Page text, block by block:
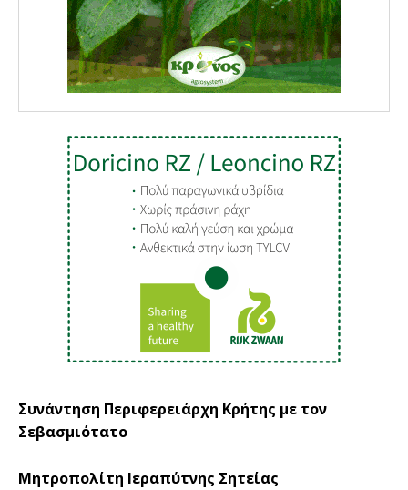
Συνάντηση Περιφερειάρχη Κρήτης με τον
Σεβασμιότατο
Μητροπολίτη Ιεραπύτνης Σητείας